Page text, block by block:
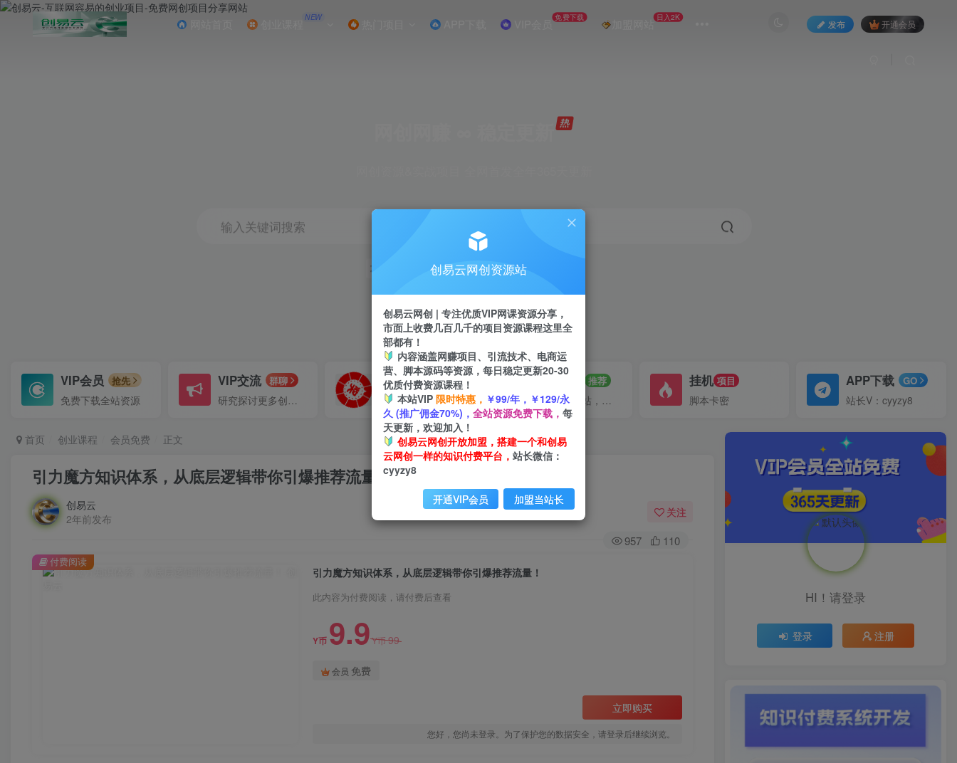
创业课程 NEW VIP会员 免费下载 加盟网站 日入2K
发布 开通会员
输入关键词搜索
项目 引流 短视频 剪辑
VIP会员 抢先
免费下载全站资源
VIP交流 群聊
研究探讨更多创业项目路子。
VIP推广
70%分佣
会员专属推广链接
招募站长 推荐
搭建同款网站，自己当老板
挂机 项目
脚本卡密
APP下载 GO
站长V：cyyzy8
首页 创业课程 会员免费 正文
引力魔方知识体系，从底层逻‮带辑‬你引爆‮荐推‬流量！
创易云
2年前发布
关注
957 110
引力魔方知识体系，从底层逻‮带辑‬你引爆‮荐推‬流量！
此内容为付费阅读，请付费后查看
Y币 9.9Y币99
会员 免费
立即购买
您好，您尚未登录。为了保护您的数据安全，请登录后继续浏览。
付费阅读
HI！请登录
登录 注册
创易云网创资源站
创易云网创 | 专注优质VIP网课资源分享，
市面上收费几百几千的项目资源课程这里全
部都有！
内容涵盖网赚项目、引流技术、电商运
营、脚本源码等资源，每日稳定更新20-30
优质付费资源课程！
本站VIP 限时特惠， ￥99/年，￥129/永
久 (推广佣金70%)， 全站资源免费下载， 每
天更新，欢迎加入！
创易云网创开放加盟，搭建一个和创易
云网创一样的知识付费平台， 站长微信：
cyyzy8
开通VIP会员 加盟当站长